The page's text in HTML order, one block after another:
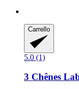
Carrello
5.0 (1)
3 Chênes